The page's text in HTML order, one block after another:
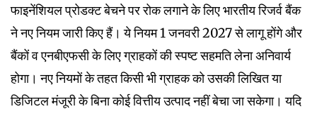
फाइनेंशियल प्रोडक्ट बेचने पर रोक लगाने के लिए भारतीय रिजर्व बैंक
ने नए नियम जारी किए हैं। ये नियम 1 जनवरी 2027 से लागू होंगे और
बैंकों व एनबीएफसी के लिए ग्राहकों की स्पष्ट सहमति लेना अनिवार्य
होगा। नए नियमों के तहत किसी भी ग्राहक को उसकी लिखित या
डिजिटल मंजूरी के बिना कोई वित्तीय उत्पाद नहीं बेचा जा सकेगा। यदि